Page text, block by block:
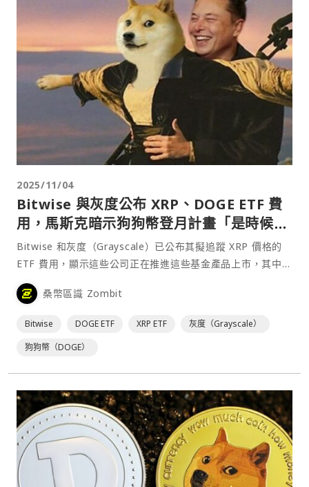
2025/11/04
Bitwise 與灰度公布 XRP、DOGE ETF 費
用，馬斯克暗示狗狗幣登月計畫「是時候
了」
Bitwise 和灰度（Grayscale）已公布其擬追蹤 XRP 價格的
ETF 費用，顯示這些公司正在推進這些基金產品上市，其中部
分甚至可能在未獲美國證券交易委員會（SEC）核准的情況下
掛牌。⋯桑幣區識 Zombit
Bitwise DOGE ETF XRP ETF
灰度（Grayscale）
狗狗幣（DOGE）